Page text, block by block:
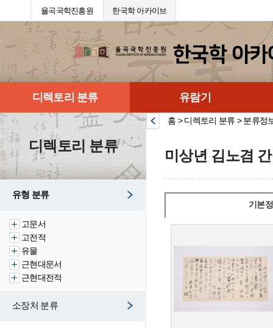
율곡국학진흥원 한국학 아카이브
디렉토리 분류 유람기
디렉토리 분류
유형 분류
고문서
고전적
유물
근현대문서
근현대전적
소장처 분류
홈 > 디렉토리 분류 > 분류정
미상년 김노겸
기본